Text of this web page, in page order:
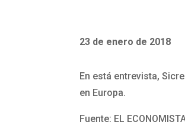
23 de enero de 2018
En está entrevista,
en Europa.
Fuente: EL